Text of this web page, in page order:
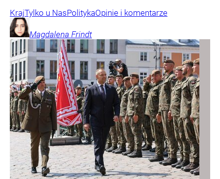
KrajTylko u NasPolitykaOpinie i komentarze
Magdalena Frindt